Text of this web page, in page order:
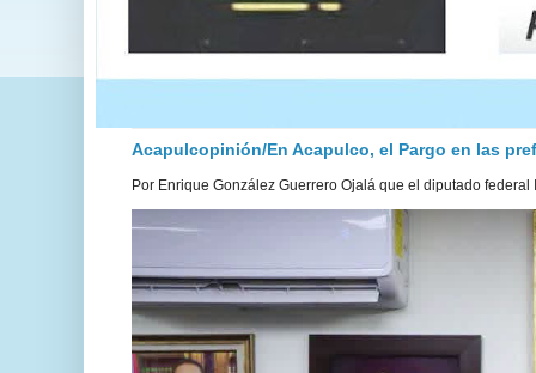
Acapulcopinión/En Acapulco, el Pargo en las
Por Enrique González Guerrero Ojalá que el diputado